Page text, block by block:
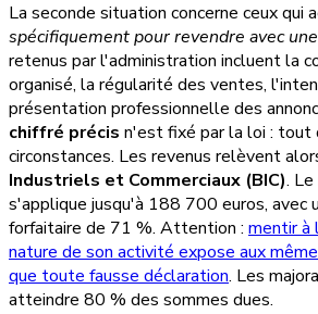
La seconde situation concerne ceux qui
spécifiquement pour revendre avec
retenus par l'administration incluent la
organisé, la régularité des ventes,
présentation professionnelle des
chiffré précis n'est fixé par la loi : tout
circonstances. Les revenus relèvent
Industriels et Commerciaux (BIC).
s'applique jusqu'à 188 700 euros, avec
forfaitaire de 71 %. Attention : mentir à
nature de son activité expose aux
que toute fausse déclaration. Les
atteindre 80 % des sommes dues.